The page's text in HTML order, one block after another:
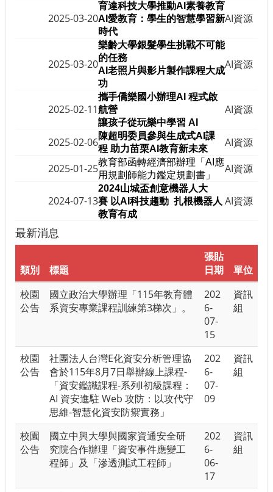
2025-03-20
育達科技大學推動AI 素養教育
AI 愛教育：學生的智慧學習新
時代
AI資源
2025-03-20
樂齡大學銀髮學生挑戰不可能
的任務
AI 老照片與影片製作課程大成
功
AI資源
2025-02-11
攜手僑樂國小辦理AI 程式啟
航營
讓孩子從玩樂中學習 AI
AI資源
2025-02-06陳超明委員參與生成式AI課
程 助力苗栗AI教育新未來
AI資源
2025-01-25教育部函轉經濟部辦理「AI應
用規劃師能力鑑定規劃書」
AI資源
2024-07-13
2024山城盃創意機器人大
賽 以AI科技趨動 扎根機器人
教育有成
AI資源
最新消息
類別 標題
張貼
日期
單位
校園
公告
國立政治大學辦理「115年教育體
系資安專業課程訓練第3梯次」。
202
6-
07-
15
資訊
組
校園
公告
社團法人台灣E化資安分析管理協
會於115年8月7日舉辦線上課程-
「資安鑑識課程-系列Ⅰ初級課程：
AI 資安進駐 Web 攻防：以攻代守
思維-智慧化資安防禦實務」
202
6-
07-
09
資訊
組
校園
公告
國立中興大學與國家資通安全研
究院合作辦理「資安事件應變工
程師」及「滲透測試工程師」
202
6-
06-
17
資訊
組